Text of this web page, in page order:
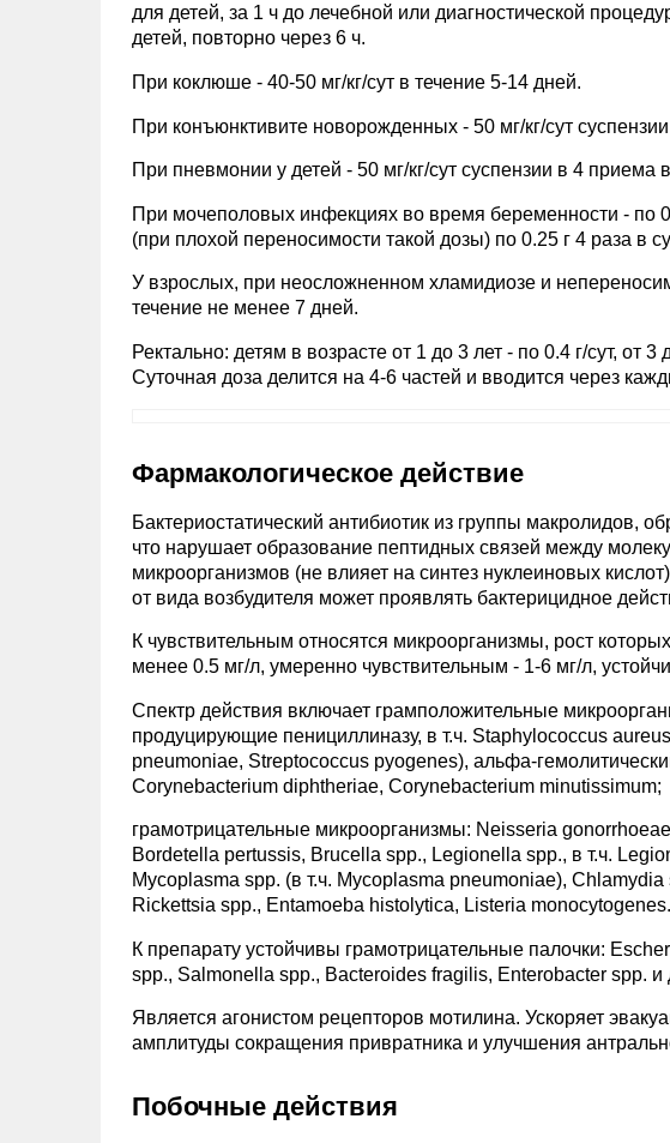
для детей, за 1 ч до лечебной или диагностической
детей, повторно через 6 ч.
При коклюше - 40-50 мг/кг/сут в течение 5-14 дней.
При конъюнктивите новорожденных - 50 мг/кг/сут
При пневмонии у детей - 50 мг/кг/сут суспензии в 4 приема
При мочеполовых инфекциях во время беременности - по
(при плохой переносимости такой дозы) по 0.25 г 4 раза в
У взрослых, при неосложненном хламидиозе и
течение не менее 7 дней.
Ректально: детям в возрасте от 1 до 3 лет - по 0.4 г/сут, от 3
Суточная доза делится на 4-6 частей и вводится через
Фармакологическое действие
Бактериостатический антибиотик из группы макролидов,
что нарушает образование пептидных связей между
микроорганизмов (не влияет на синтез нуклеиновых
от вида возбудителя может проявлять бактерицидное
К чувствительным относятся микроорганизмы, рост
менее 0.5 мг/л, умеренно чувствительным - 1-6 мг/л,
Спектр действия включает грамположительные
продуцирующие пенициллиназу, в т.ч. Staphylococcus
pneumoniae, Streptococcus pyogenes), альфа-
Corynebacterium diphtheriae, Corynebacterium minutissimum;
грамотрицательные микроорганизмы: Neisseria
Bordetella pertussis, Brucella spp., Legionella spp., в т.ч.
Mycoplasma spp. (в т.ч. Mycoplasma pneumoniae),
Rickettsia spp., Entamoeba histolytica, Listeria monocytogenes.
К препарату устойчивы грамотрицательные палочки:
spp., Salmonella spp., Bacteroides fragilis, Enterobacter spp. и
Является агонистом рецепторов мотилина. Ускоряет
амплитуды сокращения привратника и улучшения
Побочные действия